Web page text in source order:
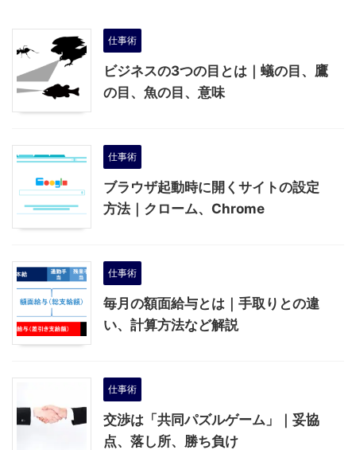
仕事術
ビジネスの3つの目とは｜蟻の目、鷹
の目、魚の目、意味
仕事術
ブラウザ起動時に開くサイトの設定
方法｜クローム、Chrome
仕事術
毎月の額面給与とは｜手取りとの違
い、計算方法など解説
仕事術
交渉は「共同パズルゲーム」｜妥協
点、落し所、勝ち負け